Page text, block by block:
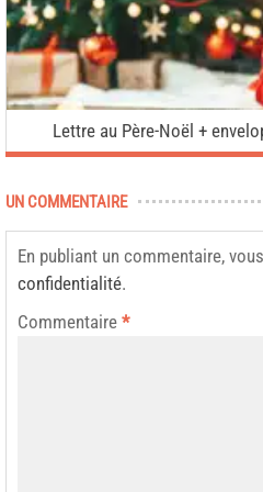
Lettre au Père-Noël +
UN COMMENTAIRE
En publiant un commentaire,
confidentialité.
Commentaire *